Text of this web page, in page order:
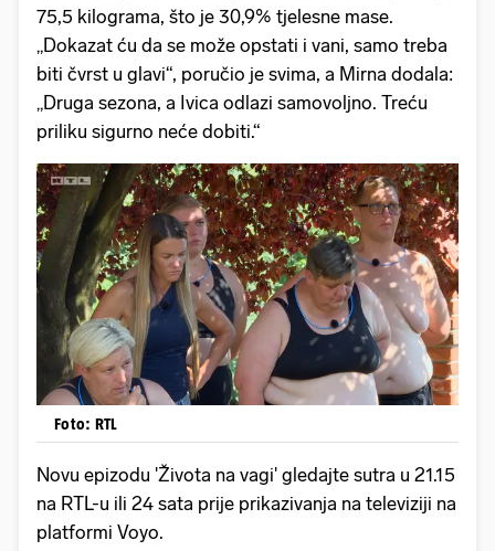
75,5 kilograma, što je 30,9% tjelesne mase.
„Dokazat ću da se može opstati i vani, samo treba
biti čvrst u glavi“, poručio je svima, a Mirna dodala:
„Druga sezona, a Ivica odlazi samovoljno. Treću
priliku sigurno neće dobiti.“
Foto: RTL
Novu epizodu 'Života na vagi' gledajte sutra u 21.15
na RTL-u ili 24 sata prije prikazivanja na televiziji na
platformi Voyo.